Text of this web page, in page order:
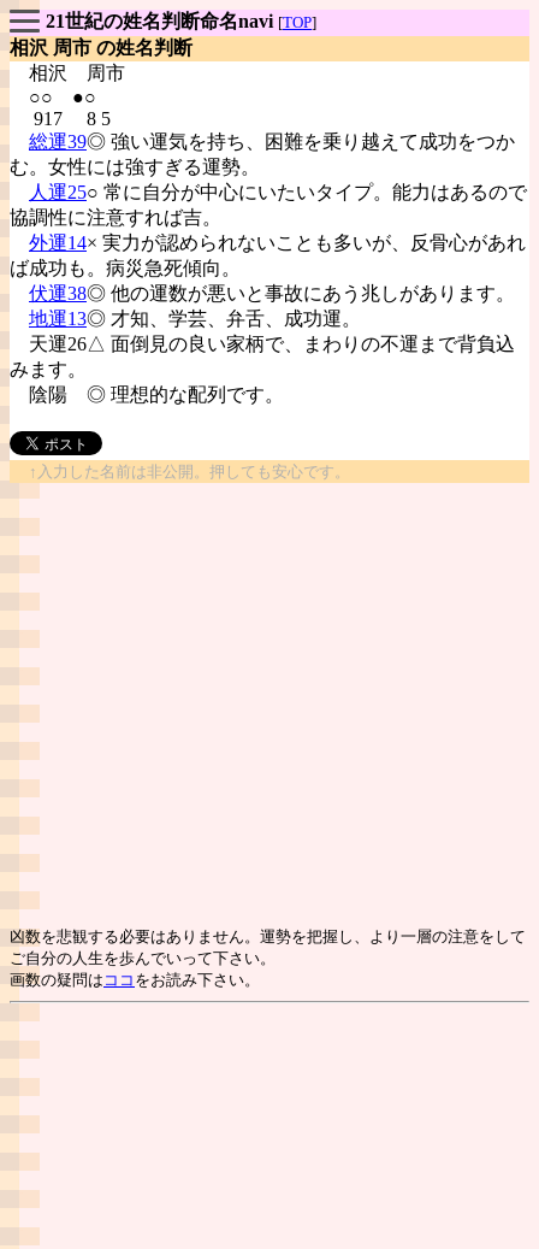
21世紀の姓名判断命名navi [TOP]
相沢 周市 の姓名判断
相沢
周市
○○ ●○
917 8 5
総運39◎ 強い運気を持ち、困難を乗り越えて成功をつか
む。女性には強すぎる運勢。
人運25○ 常に自分が中心にいたいタイプ。能力はあるので
協調性に注意すれば吉。
外運14× 実力が認められないことも多いが、反骨心があれ
ば成功も。病災急死傾向。
伏運38◎ 他の運数が悪いと事故にあう兆しがあります。
地運13◎ 才知、学芸、弁舌、成功運。
天運26△ 面倒見の良い家柄で、まわりの不運まで背負込
みます。
陰陽 ◎ 理想的な配列です。
↑入力した名前は非公開。押しても安心です。
凶数を悲観する必要はありません。運勢を把握し、より一層の注意をして
ご自分の人生を歩んでいって下さい。
画数の疑問は ココ をお読み下さい。